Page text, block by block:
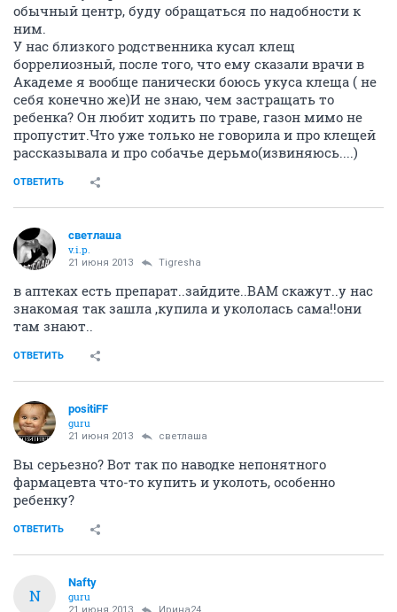
обычный центр, буду обращаться по надобности к
ним.
У нас близкого родственника кусал клещ
боррелиозный, после того, что ему сказали врачи в
Академе я вообще панически боюсь укуса клеща ( не
себя конечно же)И не знаю, чем застращать то
ребенка? Он любит ходить по траве, газон мимо не
пропустит.Что уже только не говорила и про клещей
рассказывала и про собачье дерьмо(извиняюсь....)
ОТВЕТИТЬ
светлаша
v.i.p.
21 июня 2013 Tigresha
в аптеках есть препарат..зайдите..ВАМ скажут..у нас
знакомая так зашла ,купила и укололась сама!!они
там знают..
ОТВЕТИТЬ
positiFF
guru
21 июня 2013 светлаша
Вы серьезно? Вот так по наводке непонятного
фармацевта что-то купить и уколоть, особенно
ребенку?
ОТВЕТИТЬ
N
Nafty
guru
21 июня 2013 Ирина24